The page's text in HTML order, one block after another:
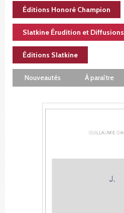
Éditions Honoré Champion
Slatkine Érudition et Diffusions
Éditions Slatkine
Nouveautés À paraître